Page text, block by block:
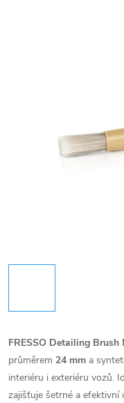
FRESSO Detailing Brush
průměrem 24 mm a
interiéru i exteriéru vozů.
zajišťuje šetrné a